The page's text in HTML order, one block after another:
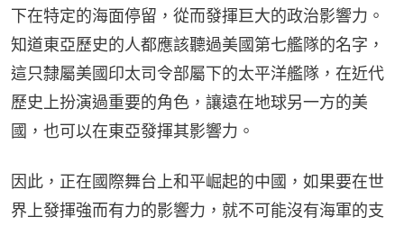
下在特定的海面停留，從而發揮巨大的政治影響力。
知道東亞歷史的人都應該聽過美國第七艦隊的名字，
這只隸屬美國印太司令部屬下的太平洋艦隊，在近代
歷史上扮演過重要的角色，讓遠在地球另一方的美
國，也可以在東亞發揮其影響力。
因此，正在國際舞台上和平崛起的中國，如果要在世
界上發揮強而有力的影響力，就不可能沒有海軍的支